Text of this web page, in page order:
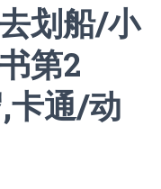
划船/小
第2
卡通/动